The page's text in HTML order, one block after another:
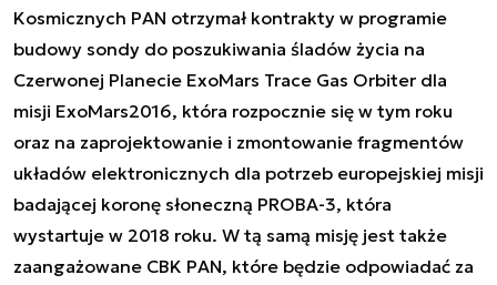
Kosmicznych PAN otrzymał kontrakty w programie
budowy sondy do poszukiwania śladów życia na
Czerwonej Planecie ExoMars Trace Gas Orbiter dla
misji ExoMars2016, która rozpocznie się w tym roku
oraz na zaprojektowanie i zmontowanie fragmentów
układów elektronicznych dla potrzeb europejskiej misji
badającej koronę słoneczną PROBA-3, która
wystartuje w 2018 roku. W tą samą misję jest także
zaangażowane CBK PAN, które będzie odpowiadać za